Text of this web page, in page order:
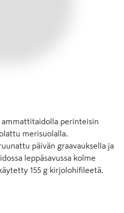
perinteisin
merisuolalla.
päivän graavauksella ja
leppäsavussa kolme
155 g kirjolohifileetä.